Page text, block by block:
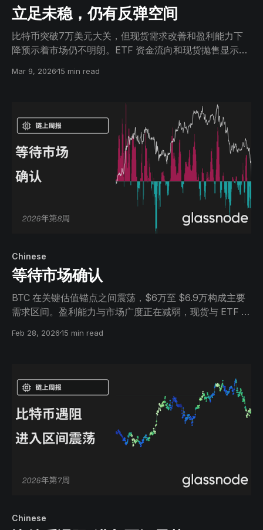
立足未稳，仍有反弹空间
比特币突破7万美元大关，但现货需求改善和盈利能力下
降预示着市场仍不明朗。ETF 资金流向和现货抛售显示出
明，市场对下跌的恐惧正在消退，而对 7.5万美元左右上
Mar 9, 202615 min read
Chinese
等待市场确认
BTC 在关键估值锚点之间震荡，$6万至 $6.9万构成主要
需求区间。盈利能力与市场广度正在减弱，现货与 ETF 资
进入复苏阶段。
Feb 28, 202615 min read
Chinese